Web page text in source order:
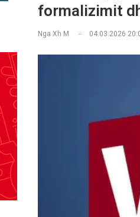
formalizimit
Nga Xh M 04.03.2026